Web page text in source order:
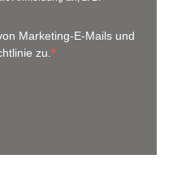
Marketing-E-Mails und
zu.